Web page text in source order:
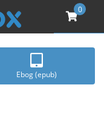
0
Ebog (epub)